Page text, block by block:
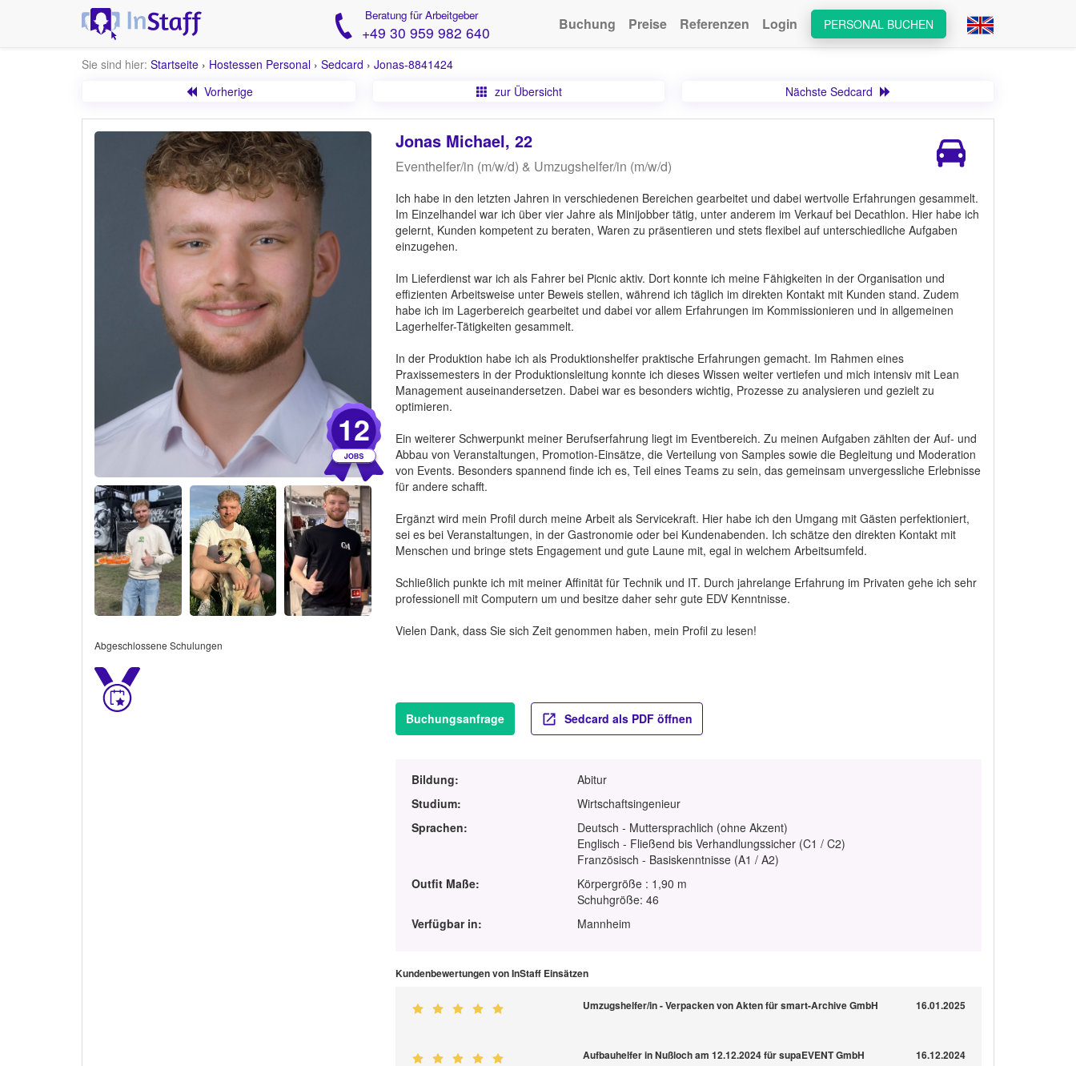
Beratung für Arbeitgeber
+49 30 959 982 640 PERSONAL BUCHEN
Buchung Preise Referenzen Login
Sie sind hier: Startseite › Hostessen Personal › Sedcard › Jonas-8841424
Vorherige
zur Übersicht Nächste Sedcard
12
Abgeschlossene Schulungen
Jonas Michael, 22
Eventhelfer/in (m/w/d) & Umzugshelfer/in (m/w/d)
Ich habe in den letzten Jahren in verschiedenen Bereichen gearbeitet und dabei wertvolle Erfahrungen gesammelt.
Im Einzelhandel war ich über vier Jahre als Minijobber tätig, unter anderem im Verkauf bei Decathlon. Hier habe ich
gelernt, Kunden kompetent zu beraten, Waren zu präsentieren und stets flexibel auf unterschiedliche Aufgaben
einzugehen.
Im Lieferdienst war ich als Fahrer bei Picnic aktiv. Dort konnte ich meine Fähigkeiten in der Organisation und
effizienten Arbeitsweise unter Beweis stellen, während ich täglich im direkten Kontakt mit Kunden stand. Zudem
habe ich im Lagerbereich gearbeitet und dabei vor allem Erfahrungen im Kommissionieren und in allgemeinen
Lagerhelfer-Tätigkeiten gesammelt.
In der Produktion habe ich als Produktionshelfer praktische Erfahrungen gemacht. Im Rahmen eines
Praxissemesters in der Produktionsleitung konnte ich dieses Wissen weiter vertiefen und mich intensiv mit Lean
Management auseinandersetzen. Dabei war es besonders wichtig, Prozesse zu analysieren und gezielt zu
optimieren.
Ein weiterer Schwerpunkt meiner Berufserfahrung liegt im Eventbereich. Zu meinen Aufgaben zählten der Auf- und
Abbau von Veranstaltungen, Promotion-Einsätze, die Verteilung von Samples sowie die Begleitung und Moderation
von Events. Besonders spannend finde ich es, Teil eines Teams zu sein, das gemeinsam unvergessliche Erlebnisse
für andere schafft.
Ergänzt wird mein Profil durch meine Arbeit als Servicekraft. Hier habe ich den Umgang mit Gästen perfektioniert,
sei es bei Veranstaltungen, in der Gastronomie oder bei Kundenabenden. Ich schätze den direkten Kontakt mit
Menschen und bringe stets Engagement und gute Laune mit, egal in welchem Arbeitsumfeld.
Schließlich punkte ich mit meiner Affinität für Technik und IT. Durch jahrelange Erfahrung im Privaten gehe ich sehr
professionell mit Computern um und besitze daher sehr gute EDV Kenntnisse.
Vielen Dank, dass Sie sich Zeit genommen haben, mein Profil zu lesen!
Buchungsanfrage Sedcard als PDF öffnen
Bildung:
Abitur
Studium:
Wirtschaftsingenieur
Sprachen:
Deutsch - Muttersprachlich (ohne Akzent)
Englisch - Fließend bis Verhandlungssicher (C1 / C2)
Französisch - Basiskenntnisse (A1 / A2)
Outfit Maße:
Körpergröße : 1,90 m
Schuhgröße: 46
Verfügbar in:
Mannheim
Kundenbewertungen von InStaff Einsätzen
Umzugshelfer/in - Verpacken von Akten für smart-Archive GmbH 16.01.2025
Aufbauhelfer in Nußloch am 12.12.2024 für supaEVENT GmbH 16.12.2024